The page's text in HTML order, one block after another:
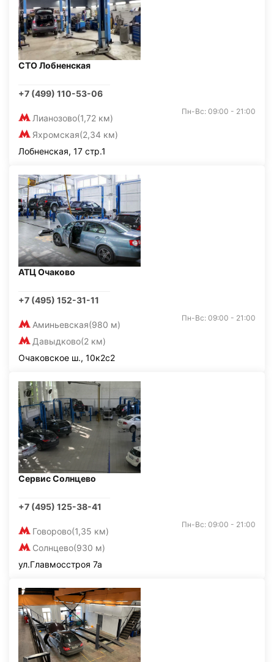
СТО Лобненская
+7 (499) 110-53-06
Лианозово(1,72 км)
Яхромская(2,34 км)
Пн-Вс: 09:00 - 21:00
Лобненская, 17 стр.1
АТЦ Очаково
+7 (495) 152-31-11
Аминьевская(980 м)
Давыдково(2 км)
Пн-Вс: 09:00 - 21:00
Очаковское ш., 10к2с2
Сервис Солнцево
+7 (495) 125-38-41
Говорово(1,35 км)
Солнцево(930 м)
Пн-Вс: 09:00 - 21:00
ул.Главмосстроя 7а